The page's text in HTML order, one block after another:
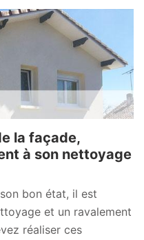
la façade,
à son nettoyage
bon état, il est
et un ravalement
réaliser ces